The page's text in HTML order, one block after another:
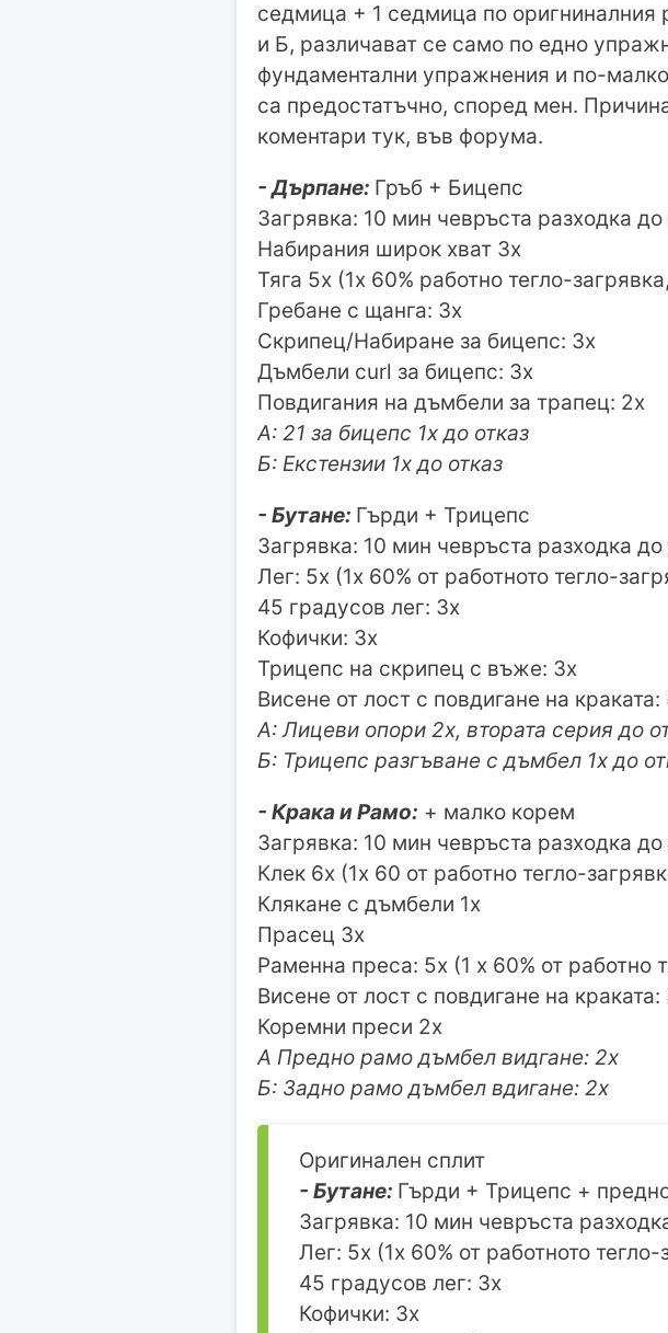
седмица + 1 седмица по
и Б, различават се само по едно
фундаментални упражнения и по-
са предостатъчно, според мен.
коментари тук, във форума.
- Дърпане: Гръб + Бицепс
Загрявка: 10 мин чевръста разходка
Набирания широк хват 3х
Тяга 5х (1х 60% работно тегло-
Гребане с щанга: 3х
Скрипец/Набиране за бицепс: 3х
Дъмбели curl за бицепс: 3х
Повдигания на дъмбели за трапец: 2х
А: 21 за бицепс 1х до отказ
Б: Екстензии 1x до отказ
- Бутане: Гърди + Трицепс
Загрявка: 10 мин чевръста разходка
Лег: 5х (1х 60% от работното тегло-
45 градусов лег: 3х
Кофички: 3х
Трицепс на скрипец с въже: 3х
Висене от лост с повдигане на
А: Лицеви опори 2х, втората серия до
Б: Трицепс разгъване с дъмбел 1х до
- Крака и Рамо: + малко корем
Загрявка: 10 мин чевръста разходка
Клек 6х (1х 60 от работно тегло-
Клякане с дъмбели 1х
Прасец 3х
Раменна преса: 5х (1 х 60% от работно
Висене от лост с повдигане на
Коремни преси 2х
А Предно рамо дъмбел видгане: 2х
Б: Задно рамо дъмбел вдигане: 2х
Оригинален сплит
- Бутане: Гърди + Трицепс +
Загрявка: 10 мин чевръста
Лег: 5х (1х 60% от работното тегло-
45 градусов лег: 3х
Кофички: 3х